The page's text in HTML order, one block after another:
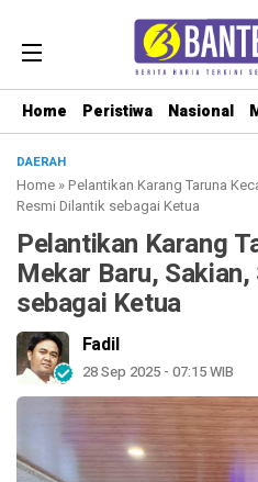
Home Peristiwa Nasional
DAERAH
Home »Pelantikan Karang Taruna
Resmi Dilantik sebagai Ketua
Pelantikan Karang
Mekar Baru,
sebagai Ketua
Fadil
28 Sep 2025 - 07:15 WIB